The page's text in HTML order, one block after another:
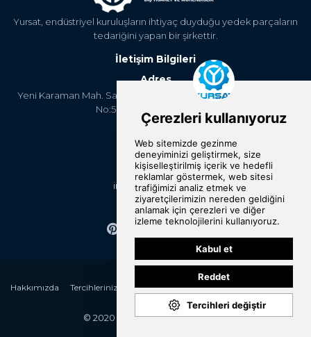
Yursat, endüstriyel kuruluşların ihtiyaç duyduğu yedek parçaların
tedariğini yapan bir şirkettir.
İletişim Bilgileri
Adres
Yeni Karaman Mah. Sanayi Cad. 4. Kantar Sok. Asya Plaza Kat:5
No:505 Osmangazi/BURSA
+90 224 2400304
E-Posta
info@yursat.com.tr
Bizi Takip Edin
Hakkımızda Tercihlerinizi Değiştirin Kategoriler
Markalar
Referanslar
İletişim
© 2020 Yursat All rights reserved